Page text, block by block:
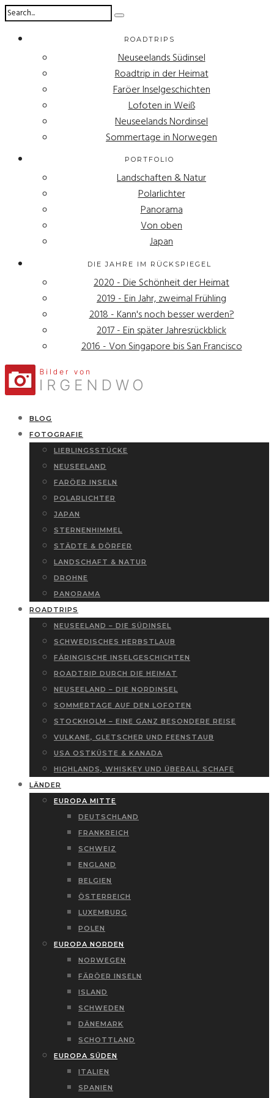
ROADTRIPS
Neuseelands Südinsel
Roadtrip in der Heimat
Faröer Inselgeschichten
Lofoten in Weiß
Neuseelands Nordinsel
Sommertage in Norwegen
PORTFOLIO
Landschaften & Natur
Polarlichter
Panorama
Von oben
Japan
DIE JAHRE IM RÜCKSPIEGEL
2020 - Die Schönheit der Heimat
2019 - Ein Jahr, zweimal Frühling
2018 - Kann's noch besser werden?
2017 - Ein später Jahresrückblick
2016 - Von Singapore bis San Francisco
BLOG
FOTOGRAFIE
LIEBLINGSSTÜCKE
NEUSEELAND
FARÖER INSELN
POLARLICHTER
JAPAN
STERNENHIMMEL
STÄDTE & DÖRFER
LANDSCHAFT & NATUR
DROHNE
PANORAMA
ROADTRIPS
NEUSEELAND – DIE SÜDINSEL
SCHWEDISCHES HERBSTLAUB
FÄRINGISCHE INSELGESCHICHTEN
ROADTRIP DURCH DIE HEIMAT
NEUSEELAND – DIE NORDINSEL
SOMMERTAGE AUF DEN LOFOTEN
STOCKHOLM – EINE GANZ BESONDERE REISE
VULKANE, GLETSCHER UND FEENSTAUB
USA OSTKÜSTE & KANADA
HIGHLANDS, WHISKEY UND ÜBERALL SCHAFE
LÄNDER
EUROPA MITTE
DEUTSCHLAND
FRANKREICH
SCHWEIZ
ENGLAND
BELGIEN
ÖSTERREICH
LUXEMBURG
POLEN
EUROPA NORDEN
NORWEGEN
FÄRÖER INSELN
ISLAND
SCHWEDEN
DÄNEMARK
SCHOTTLAND
EUROPA SÜDEN
ITALIEN
SPANIEN